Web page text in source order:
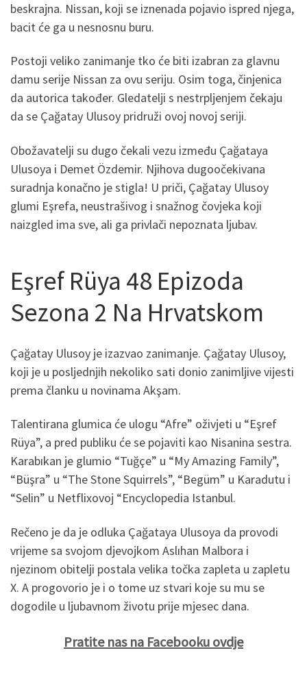
beskrajna. Nissan, koji se iznenada pojavio ispred njega,
bacit će ga u nesnosnu buru.
Postoji veliko zanimanje tko će biti izabran za glavnu
damu serije Nissan za ovu seriju. Osim toga, činjenica
da autorica također. Gledatelji s nestrpljenjem čekaju
da se Çağatay Ulusoy pridruži ovoj novoj seriji.
Obožavatelji su dugo čekali vezu između Çağataya
Ulusoya i Demet Özdemir. Njihova dugoočekivana
suradnja konačno je stigla! U priči, Çağatay Ulusoy
glumi Eşrefa, neustrašivog i snažnog čovjeka koji
naizgled ima sve, ali ga privlači nepoznata ljubav.
Eşref Rüya 48 Epizoda
Sezona 2 Na Hrvatskom
Çağatay Ulusoy je izazvao zanimanje. Çağatay Ulusoy,
koji je u posljednjih nekoliko sati donio zanimljive vijesti
prema članku u novinama Akşam.
Talentirana glumica će ulogu “Afre” oživjeti u “Eşref
Rüya”, a pred publiku će se pojaviti kao Nisanina sestra.
Karabıkan je glumio “Tuğçe” u “My Amazing Family”,
“Büşra” u “The Stone Squirrels”, “Begüm” u Karadutu i
“Selin” u Netflixovoj “Encyclopedia Istanbul.
Rečeno je da je odluka Çağataya Ulusoya da provodi
vrijeme sa svojom djevojkom Aslıhan Malbora i
njezinom obitelji postala velika točka zapleta u zapletu
X. A progovorio je i o tome uz stvari koje su mu se
dogodile u ljubavnom životu prije mjesec dana.
Pratite nas na Facebooku ovdje